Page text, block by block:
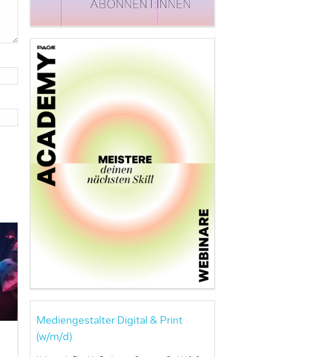
Mediengestalter Digital & Print
(w/m/d)